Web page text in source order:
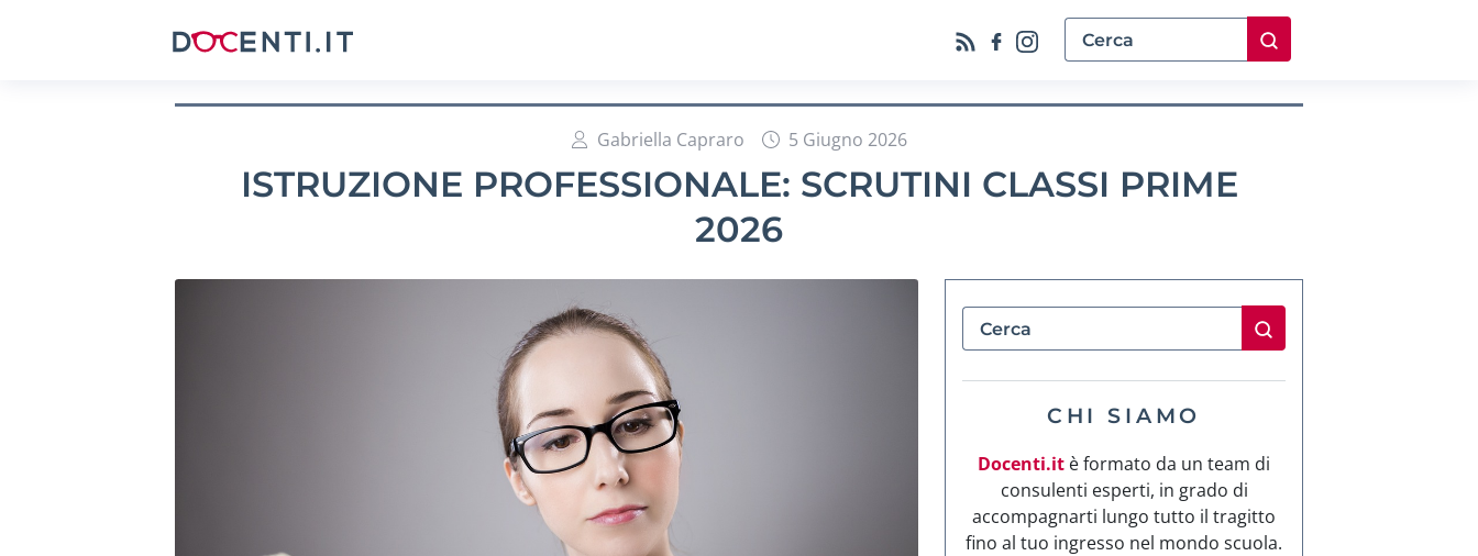
Gabriella Capraro 5 Giugno 2026
ISTRUZIONE PROFESSIONALE: SCRUTINI CLASSI PRIME
2026
CHI SIAMO
Docenti.it è formato da un team di
consulenti esperti, in grado di
accompagnarti lungo tutto il tragitto
fino al tuo ingresso nel mondo scuola.